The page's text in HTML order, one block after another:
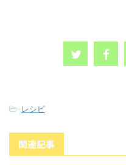
-レシピ
関連記事